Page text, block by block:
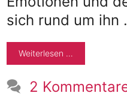
sich rund um ihn
Weiterlesen …
2